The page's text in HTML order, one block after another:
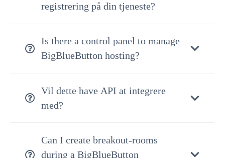
registrering på din tjeneste?
Is there a control panel to manage
BigBlueButton hosting?
Vil dette have API at integrere
med?
Can I create breakout-rooms
during a BigBlueButton